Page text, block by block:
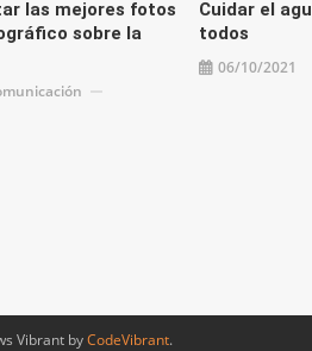
las mejores fotos
sobre la
Cuidar el
todos
06/10/2021
Vibrant byCodeVibrant.